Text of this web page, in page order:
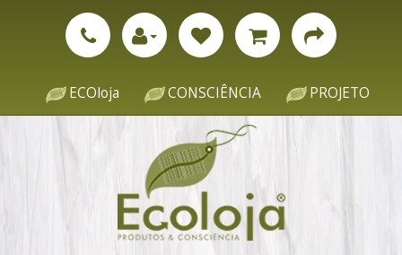
ECOloja CONSCIÊNCIA PROJETO